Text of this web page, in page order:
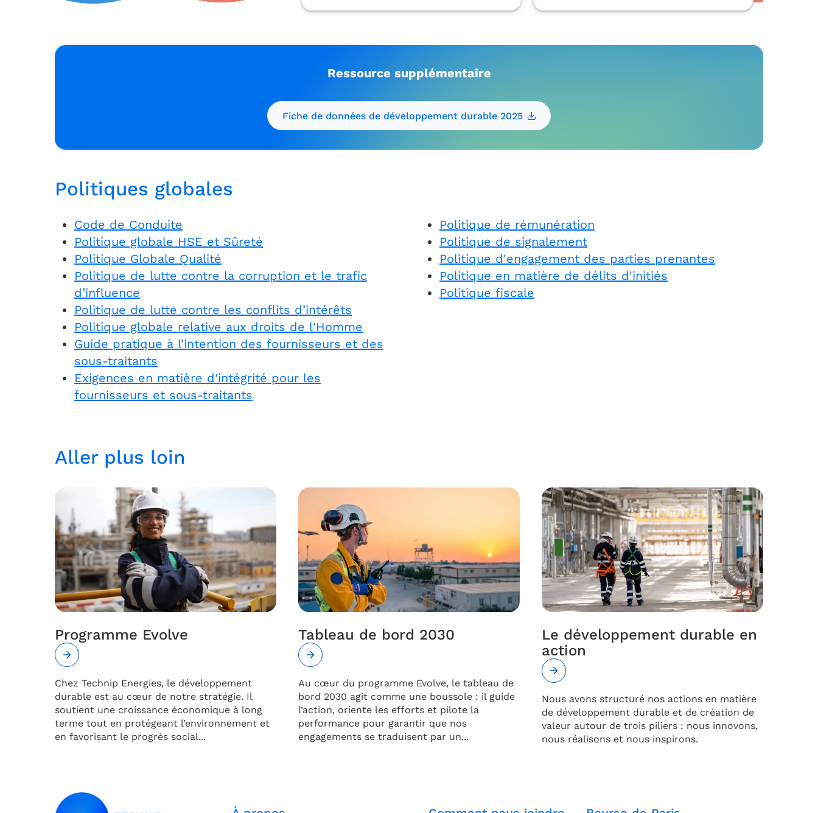
Ressource supplémentaire
Fiche de données de développement durable 2025
Politiques globales
Code de Conduite
Politique globale HSE et Sûreté
Politique Globale Qualité
Politique de lutte contre la corruption et le trafic
d’influence
Politique de lutte contre les conflits d’intérêts
Politique globale relative aux droits de l'Homme
Guide pratique à l’intention des fournisseurs et des
sous-traitants
Exigences en matière d'intégrité pour les
fournisseurs et sous-traitants
Politique de rémunération
Politique de signalement
Politique d'engagement des parties prenantes
Politique en matière de délits d'initiés
Politique fiscale
Aller plus loin
Programme Evolve
Chez Technip Energies, le développement
durable est au cœur de notre stratégie. Il
soutient une croissance économique à long
terme tout en protégeant l’environnement et
en favorisant le progrès social...
Tableau de bord 2030
Au cœur du programme Evolve, le tableau de
bord 2030 agit comme une boussole : il guide
l’action, oriente les efforts et pilote la
performance pour garantir que nos
engagements se traduisent par un...
Le développement durable en
action
Nous avons structuré nos actions en matière
de développement durable et de création de
valeur autour de trois piliers : nous innovons,
nous réalisons et nous inspirons.